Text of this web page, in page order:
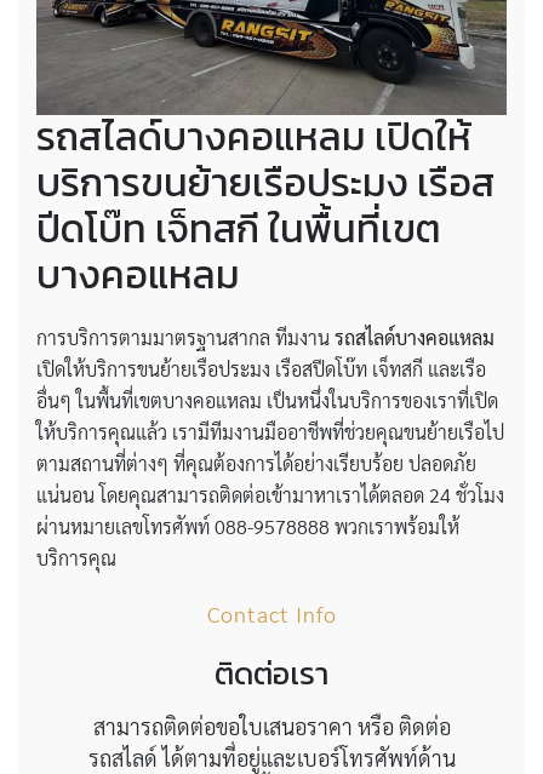
รถสไลด์บางคอแหลม เปิดให้
บริการขนย้ายเรือประมง เรือส
ปีดโบ๊ท เจ็ทสกี ในพื้นที่เขต
บางคอแหลม
การบริการตามมาตรฐานสากล ทีมงานรถสไลด์บางคอแหลม
เปิดให้บริการขนย้ายเรือประมง เรือสปีดโบ๊ท เจ็ทสกี และเรือ
อื่นๆ ในพื้นที่เขตบางคอแหลม เป็นหนึ่งในบริการของเราที่เปิด
ให้บริการคุณแล้ว เรามีทีมงานมืออาชีพที่ช่วยคุณขนย้ายเรือไป
ตามสถานที่ต่างๆ ที่คุณต้องการได้อย่างเรียบร้อย ปลอดภัย
แน่นอน โดยคุณสามารถติดต่อเข้ามาหาเราได้ตลอด 24 ชั่วโมง
ผ่านหมายเลขโทรศัพท์ 088-9578888 พวกเราพร้อมให้
บริการคุณ
Contact Info
ติดต่อเรา
สามารถติดต่อขอใบเสนอราคา หรือ ติดต่อ
รถสไลด์ ได้ตามที่อยู่และเบอร์โทรศัพท์ด้าน